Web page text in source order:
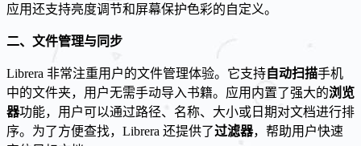
应用还支持亮度调节和屏幕保护色彩的自定义。
二、文件管理与同步
Librera 非常注重用户的文件管理体验。它支持自动扫描手机
中的文件夹，用户无需手动导入书籍。应用内置了强大的浏览
器功能，用户可以通过路径、名称、大小或日期对文档进行排
序。为了方便查找，Librera 还提供了过滤器，帮助用户快速